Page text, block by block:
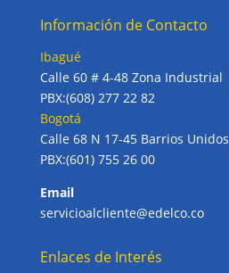
Información de Contacto
Ibagué
Calle 60 # 4-48 Zona Industrial
PBX:(608) 277 22 82
Bogotá
Calle 68 N 17-45 Barrios Unidos
PBX:(601) 755 26 00
Email
servicioalcliente@edelco.co
Enlaces de Interés